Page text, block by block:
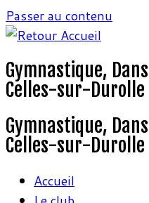
Passer au contenu
Gymnastique,
Celles-sur-Durolle
Gymnastique,
Celles-sur-Durolle
Accueil